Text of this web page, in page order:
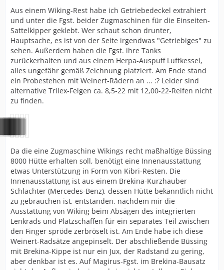
Aus einem Wiking-Rest habe ich Getriebedeckel extrahiert
und unter die Fgst. beider Zugmaschinen für die Einseiten-
Sattelkipper geklebt. Wer schaut schon drunter,
Hauptsache, es ist von der Seite irgendwas "Getriebiges" zu
sehen. Außerdem haben die Fgst. ihre Tanks
zurückerhalten und aus einem Herpa-Auspuff Luftkessel,
alles ungefähr gemäß Zeichnung platziert. Am Ende stand
ein Probestehen mit Weinert-Rädern an ... :? Leider sind
alternative Trilex-Felgen ca. 8,5-22 mit 12,00-22-Reifen nicht
zu finden.
Da die eine Zugmaschine Wikings recht maßhaltige Büssing
8000 Hütte erhalten soll, benötigt eine Innenausstattung
etwas Unterstützung in Form von Kibri-Resten. Die
Innenausstattung ist aus einem Brekina-Kurzhauber
Schlachter (Mercedes-Benz), dessen Hütte bekanntlich nicht
zu gebrauchen ist, entstanden, nachdem mir die
Ausstattung von Wiking beim Absägen des integrierten
Lenkrads und Platzschaffen für ein separates Teil zwischen
den Finger spröde zerbröselt ist. Am Ende habe ich diese
Weinert-Radsätze angepinselt. Der abschließende Büssing
mit Brekina-Kippe ist nur ein Jux, der Radstand zu gering,
aber denkbar ist es. Auf Magirus-Fgst. im Brekina-Bausatz